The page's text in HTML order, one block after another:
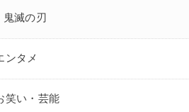
鬼滅の刃
ンタメ
笑い・芸能